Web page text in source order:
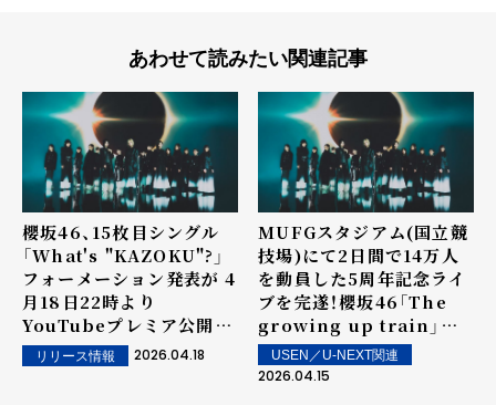
あわせて読みたい関連記事
櫻坂46、15枚目シングル
「What's "KAZOKU"?」
フォーメーション発表が 4
月18日22時より
YouTubeプレミア公開決
定！リリース情報 2026.04.18
MUFGスタジアム(国立競
技場)にて2日間で14万人
を動員した5周年記念ライ
ブを完遂！櫻坂46「The
growing up train」が2
度目の1位を獲得！USEN
推し活リクエスト（推しリ
USEN／U-NEXT関連
2026.04.15